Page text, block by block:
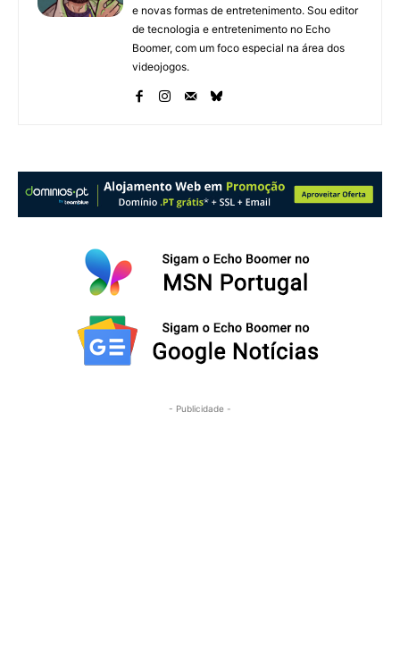
e novas formas de entretenimento. Sou editor
de tecnologia e entretenimento no Echo
Boomer, com um foco especial na área dos
videojogos.
- Publicidade -